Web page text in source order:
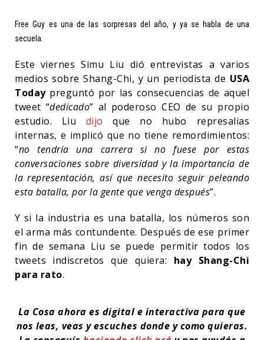
Free Guy es una de las sorpresas del año, y ya se habla de una
secuela.
Este viernes Simu Liu dió entrevistas a varios
medios sobre Shang-Chi, y un periodista de USA
Todaypreguntó por las consecuencias de aquel
tweet “dedicado” al poderoso CEO de su propio
estudio. Liu dijo que no hubo represalias
internas, e implicó que no tiene remordimientos:
“no tendría una carrera si no fuese por estas
conversaciones sobre diversidad y la importancia de
la representación, así que necesito seguir peleando
esta batalla, por la gente que venga después”.
Y si la industria es una batalla, los números son
el arma más contundente. Después de ese primer
fin de semana Liu se puede permitir todos los
tweets indiscretos que quiera: hay Shang-Chi
para rato.
La Cosa ahora es digital e interactiva para que
nos leas, veas y escuches donde y como quieras.